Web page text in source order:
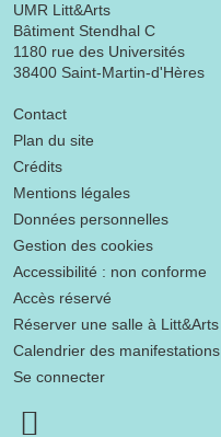
UMR Litt&Arts
Bâtiment Stendhal C
1180 rue des Universités
38400 Saint-Martin-d'Hères
Menu footer
Contact
Plan du site
Crédits
Mentions légales
Données personnelles
Gestion des cookies
Accessibilité : non conforme
Accès réservé
Réserver une salle à Litt&Arts
Calendrier des manifestations
Se connecter